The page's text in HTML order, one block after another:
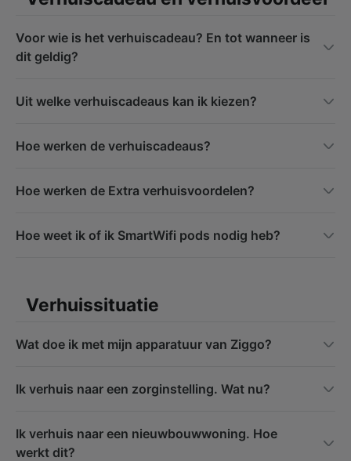
Voor wie is het verhuiscadeau? En tot wanneer is
dit geldig?
Uit welke verhuiscadeaus kan ik kiezen?
Hoe werken de verhuiscadeaus?
Hoe werken de Extra verhuisvoordelen?
Hoe weet ik of ik SmartWifi pods nodig heb?
Verhuissituatie
Wat doe ik met mijn apparatuur van Ziggo?
Ik verhuis naar een zorginstelling. Wat nu?
Ik verhuis naar een nieuwbouwwoning. Hoe
werkt dit?